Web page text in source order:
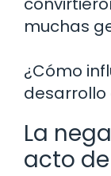
muchas
¿Cómo
desarrollo
La
acto